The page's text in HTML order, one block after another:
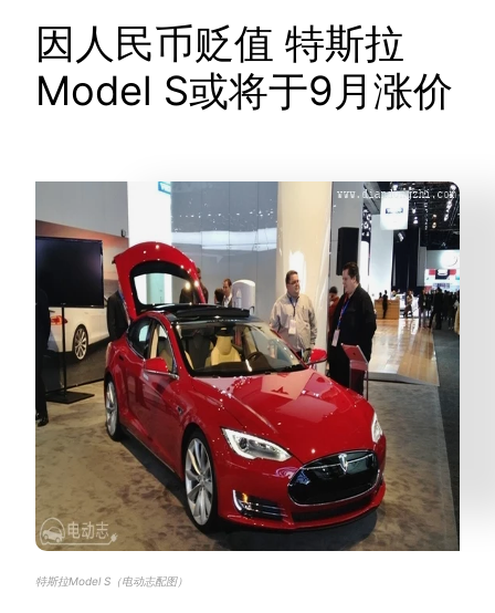
因人民币贬值 特斯拉
Model S或将于9月涨价
特斯拉Model S（电动志配图）